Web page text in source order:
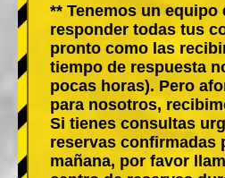
** Tenemos un equipo
responder todas tus
pronto como las
tiempo de respuesta
pocas horas). Pero
para nosotros,
Si tienes consultas
reservas confirmadas
mañana, por favor